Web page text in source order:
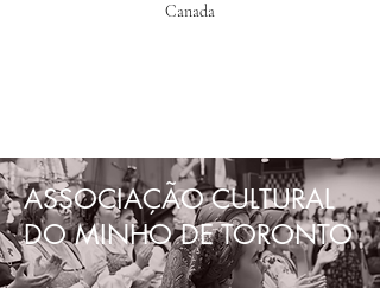
Canada
ASSOCIAÇÃO CULTURAL
DO MINHO DE TORONTO